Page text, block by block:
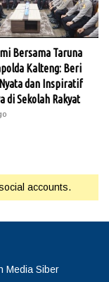
Bersama Taruna
Kalteng: Beri
dan Inspiratif
di Sekolah Rakyat
accounts.
Media Siber